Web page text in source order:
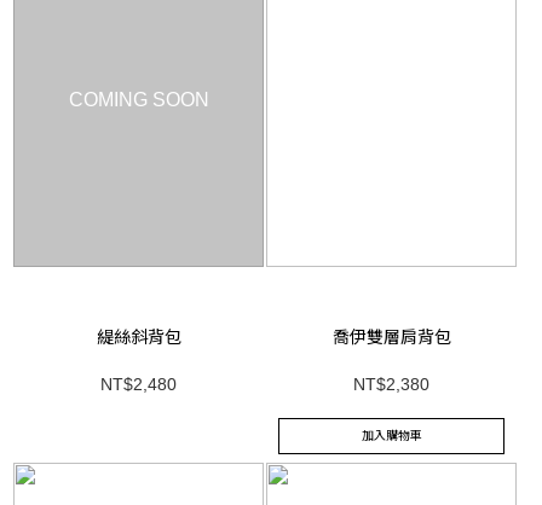
COMING SOON
緹絲斜背包
NT$2,480
喬伊雙層肩背包
NT$2,380
加入購物車